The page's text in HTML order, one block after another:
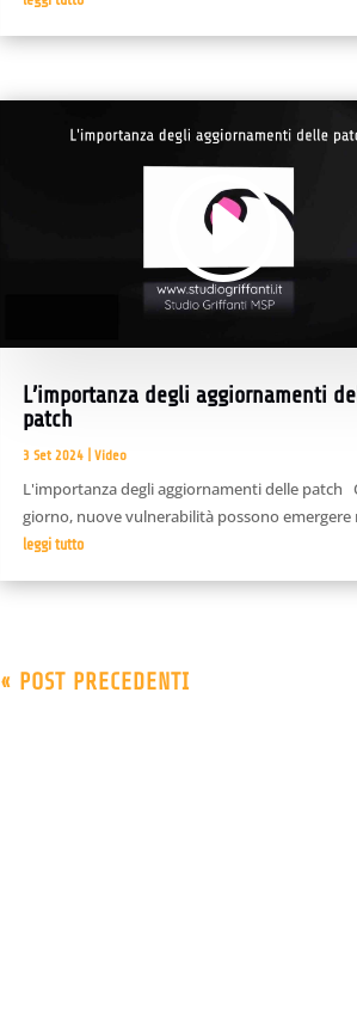
L’importanza degli aggiornamenti
patch
3 Set 2024 |Video
L'importanza degli aggiornamenti delle patch
giorno, nuove vulnerabilità possono emergere
leggi tutto
« POST PRECEDENTI